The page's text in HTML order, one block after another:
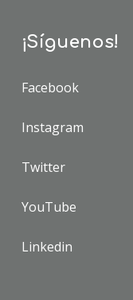
¡Síguenos!
Facebook
Instagram
Twitter
YouTube
Linkedin